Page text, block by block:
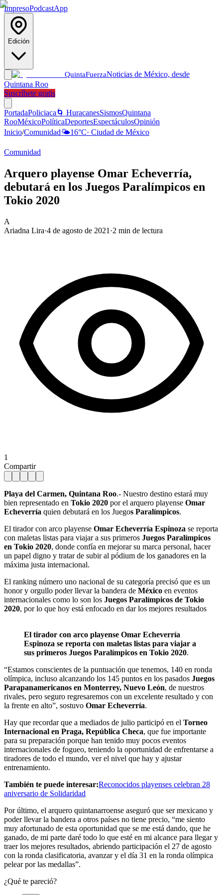
ImpresoPodcastApp
Edición
QuintaFuerzaNoticias de México, desde
Quintana Roo
Suscríbete gratis
PortadaPoliciaca 🌀 HuracanesSismosQuintana
RooMéxicoPolíticaDeportesEspectáculosOpinión
Inicio/Comunidad🌤️16°C· Ciudad de México
Comunidad
Arquero playense Omar Echeverría,
debutará en los Juegos Paralímpicos en
Tokio 2020
A
Ariadna Lira·4 de agosto de 2021 ·2 min de lectura
1
Compartir
Playa del Carmen, Quintana Roo.- Nuestro destino estará muy
bien representado en Tokio 2020 por el arquero playense Omar
Echeverría quien debutará en los Juegos Paralímpicos.
El tirador con arco playense Omar Echeverría Espinoza se reporta
con maletas listas para viajar a sus primeros Juegos Paralímpicos
en Tokio 2020, donde confía en mejorar su marca personal, hacer
un papel digno y tratar de subir al pódium de los ganadores en la
máxima justa internacional.
El ranking número uno nacional de su categoría precisó que es un
honor y orgullo poder llevar la bandera de México en eventos
internacionales como lo son los Juegos Paralímpicos de Tokio
2020, por lo que hoy está enfocado en dar los mejores resultados
El tirador con arco playense Omar Echeverría
Espinoza se reporta con maletas listas para viajar a
sus primeros Juegos Paralímpicos en Tokio 2020.
“Estamos conscientes de la puntuación que tenemos, 140 en ronda
olímpica, incluso alcanzando los 145 puntos en los pasados Juegos
Parapanamericanos en Monterrey, Nuevo León, de nuestros
rivales, pero seguro regresaremos con un excelente resultado y con
la frente en alto”, sostuvo Omar Echeverría.
Hay que recordar que a mediados de julio participó en el Torneo
Internacional en Praga, República Checa, que fue importante
para su preparación porque han tenido muy pocos eventos
internacionales de fogueo, teniendo la oportunidad de enfrentarse a
tiradores de todo el mundo, ver el nivel que hay y ajustar
entrenamiento.
También te puede interesar:Reconocidos playenses celebran 28
aniversario de Solidaridad
Por último, el arquero quintanarroense aseguró que ser mexicano y
poder llevar la bandera a otros países no tiene precio, “me siento
muy afortunado de esta oportunidad que se me está dando, que he
ganado, de mi parte daré todo lo que esté en mi alcance para llegar y
traer los mejores resultados, abriendo participación el 27 de agosto
con la ronda clasificatoria, avanzar y el día 31 en la ronda olímpica
pelear por las medallas”.
¿Qué te pareció?